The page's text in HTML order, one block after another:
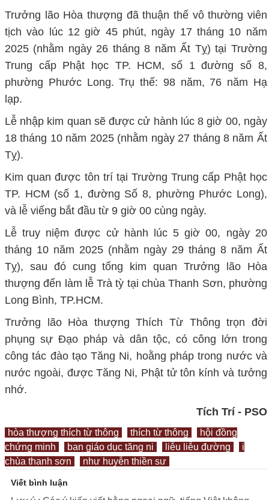
Trưởng lão Hòa thượng đã thuận thế vô thường viên
tịch vào lúc 12 giờ 45 phút, ngày 17 tháng 10 năm
2025 (nhằm ngày 26 tháng 8 năm Ất Tỵ) tại Trường
Trung cấp Phật học TP. HCM, số 1 đường số 8,
phường Phước Long. Trụ thế: 98 năm, 76 năm Hạ
lạp.
Lễ nhập kim quan sẽ được cử hành lúc 8 giờ 00, ngày
18 tháng 10 năm 2025 (nhằm ngày 27 tháng 8 năm Ất
Tỵ).
Kim quan được tôn trí tại Trường Trung cấp Phật học
TP. HCM (số 1, đường Số 8, phường Phước Long),
và lễ viếng bắt đầu từ 9 giờ 00 cùng ngày.
Lễ truy niệm được cử hành lúc 5 giờ 00, ngày 20
tháng 10 năm 2025 (nhằm ngày 29 tháng 8 năm Ất
Tỵ), sau đó cung tống kim quan Trưởng lão Hòa
thượng đến làm lễ Trà tỳ tại chùa Thanh Sơn, phường
Long Bình, TP.HCM.
Trưởng lão Hòa thượng Thích Từ Thông trọn đời
phụng sự Đạo pháp và dân tộc, có công lớn trong
công tác đào tạo Tăng Ni, hoằng pháp trong nước và
nước ngoài, được Tăng Ni, Phật tử tôn kính và tưởng
nhớ.
Tích Trí - PSO
hòa thượng thích từ thông thích từ thông
hội đồng
chứng minh
ban giáo dục tăng ni liễu liễu đường
i
chùa thanh sơn
như huyễn thiền sư
Viết bình luận